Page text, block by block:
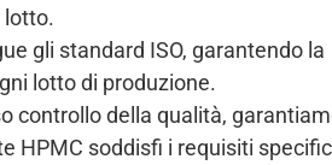
lotto.
gli standard ISO, garantendo la
lotto di produzione.
controllo della qualità,
HPMC soddisfi i requisiti